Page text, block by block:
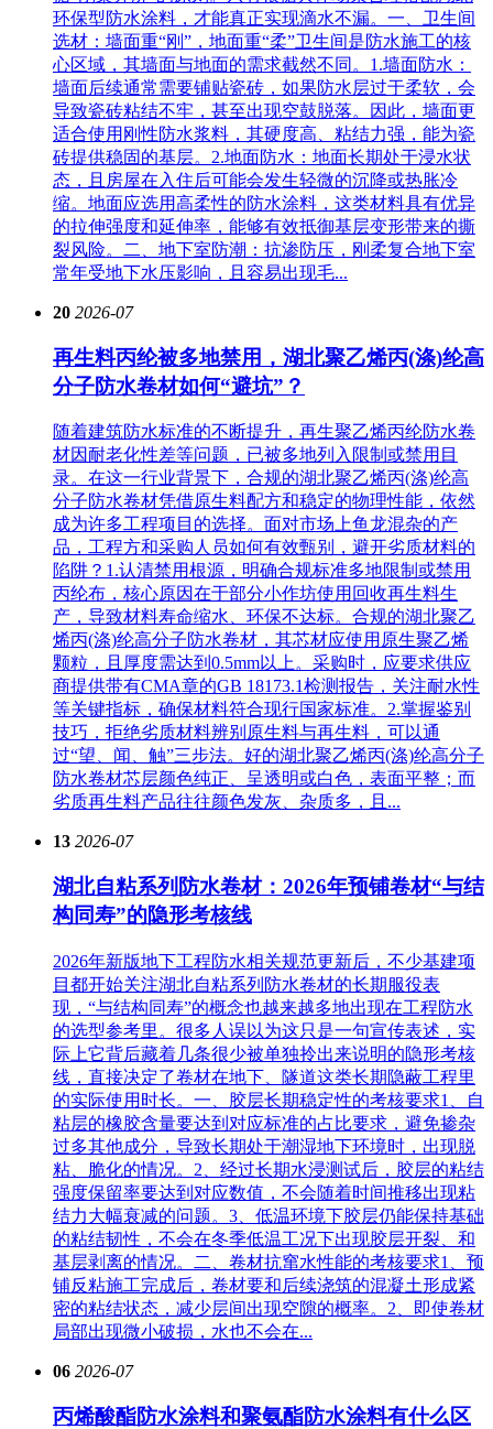
环保型防水涂料，才能真正实现滴水不漏。一、卫生间
选材：墙面重“刚”，地面重“柔”卫生间是防水施工的核
心区域，其墙面与地面的需求截然不同。1.墙面防水：
墙面后续通常需要铺贴瓷砖，如果防水层过于柔软，会
导致瓷砖粘结不牢，甚至出现空鼓脱落。因此，墙面更
适合使用刚性防水浆料，其硬度高、粘结力强，能为瓷
砖提供稳固的基层。2.地面防水：地面长期处于浸水状
态，且房屋在入住后可能会发生轻微的沉降或热胀冷
缩。地面应选用高柔性的防水涂料，这类材料具有优异
的拉伸强度和延伸率，能够有效抵御基层变形带来的撕
裂风险。二、地下室防潮：抗渗防压，刚柔复合地下室
常年受地下水压影响，且容易出现毛...
20 2026-07
再生料丙纶被多地禁用，湖北聚乙烯丙(涤)纶高
分子防水卷材如何“避坑”？
随着建筑防水标准的不断提升，再生聚乙烯丙纶防水卷
材因耐老化性差等问题，已被多地列入限制或禁用目
录。在这一行业背景下，合规的湖北聚乙烯丙(涤)纶高
分子防水卷材凭借原生料配方和稳定的物理性能，依然
成为许多工程项目的选择。面对市场上鱼龙混杂的产
品，工程方和采购人员如何有效甄别，避开劣质材料的
陷阱？1.认清禁用根源，明确合规标准多地限制或禁用
丙纶布，核心原因在于部分小作坊使用回收再生料生
产，导致材料寿命缩水、环保不达标。合规的湖北聚乙
烯丙(涤)纶高分子防水卷材，其芯材应使用原生聚乙烯
颗粒，且厚度需达到0.5mm以上。采购时，应要求供应
商提供带有CMA章的GB 18173.1检测报告，关注耐水性
等关键指标，确保材料符合现行国家标准。2.掌握鉴别
技巧，拒绝劣质材料辨别原生料与再生料，可以通
过“望、闻、触”三步法。好的湖北聚乙烯丙(涤)纶高分子
防水卷材芯层颜色纯正、呈透明或白色，表面平整；而
劣质再生料产品往往颜色发灰、杂质多，且...
13 2026-07
湖北自粘系列防水卷材：2026年预铺卷材“与结
构同寿”的隐形考核线
2026年新版地下工程防水相关规范更新后，不少基建项
目都开始关注湖北自粘系列防水卷材的长期服役表
现，“与结构同寿”的概念也越来越多地出现在工程防水
的选型参考里。很多人误以为这只是一句宣传表述，实
际上它背后藏着几条很少被单独拎出来说明的隐形考核
线，直接决定了卷材在地下、隧道这类长期隐蔽工程里
的实际使用时长。一、胶层长期稳定性的考核要求1、自
粘层的橡胶含量要达到对应标准的占比要求，避免掺杂
过多其他成分，导致长期处于潮湿地下环境时，出现脱
粘、脆化的情况。2、经过长期水浸测试后，胶层的粘结
强度保留率要达到对应数值，不会随着时间推移出现粘
结力大幅衰减的问题。3、低温环境下胶层仍能保持基础
的粘结韧性，不会在冬季低温工况下出现胶层开裂、和
基层剥离的情况。二、卷材抗窜水性能的考核要求1、预
铺反粘施工完成后，卷材要和后续浇筑的混凝土形成紧
密的粘结状态，减少层间出现空隙的概率。2、即使卷材
局部出现微小破损，水也不会在...
06 2026-07
丙烯酸酯防水涂料和聚氨酯防水涂料有什么区